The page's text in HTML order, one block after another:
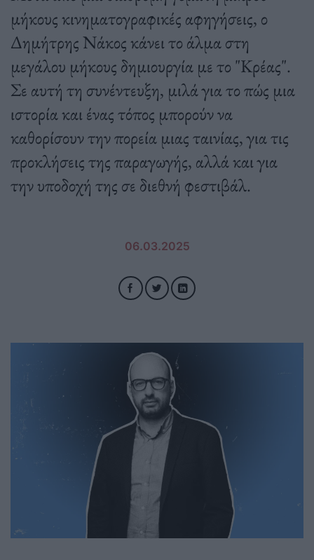
μήκους κινηματογραφικές αφηγήσεις, ο
Δημήτρης Νάκος κάνει το άλμα στη
μεγάλου μήκους δημιουργία με το "Κρέας".
Σε αυτή τη συνέντευξη, μιλά για το πώς μια
ιστορία και ένας τόπος μπορούν να
καθορίσουν την πορεία μιας ταινίας, για τις
προκλήσεις της παραγωγής, αλλά και για
την υποδοχή της σε διεθνή φεστιβάλ.
06.03.2025